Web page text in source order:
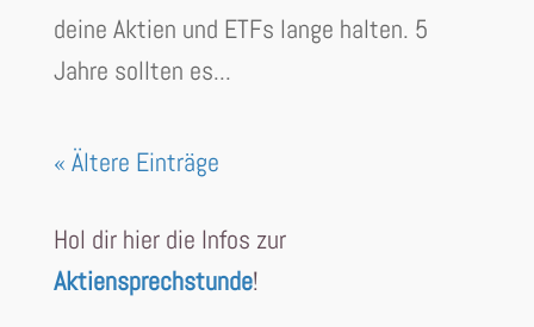
deine Aktien und ETFs lange halten. 5
Jahre sollten es...
« Ältere Einträge
Hol dir hier die Infos zur
Aktiensprechstunde!